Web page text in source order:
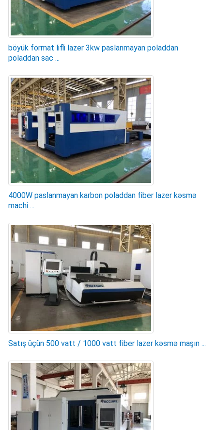
böyük format lifli lazer 3kw paslanmayan poladdan
poladdan sac ...
4000W paslanmayan karbon poladdan fiber lazer kəsmə
machi ...
Satış üçün 500 vatt / 1000 vatt fiber lazer kəsmə maşın ...